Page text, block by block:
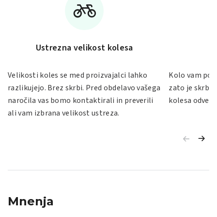
Ustrezna velikost kolesa
Velikosti koles se med proizvajalci lahko
razlikujejo. Brez skrbi. Pred obdelavo vašega
naročila vas bomo kontaktirali in preverili
ali vam izbrana velikost ustreza.
Kolo vam po
zato je skrb
kolesa odveč.
Mnenja